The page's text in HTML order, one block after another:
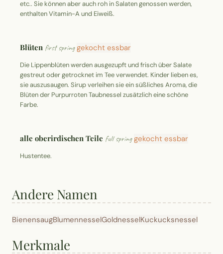
etc.. Sie können aber auch roh in Salaten genossen werden,
enthalten Vitamin-A und Eiweiß.
Blüten first spring gekocht essbar
Die Lippenblüten werden ausgezupft und frisch über Salate
gestreut oder getrocknet im Tee verwendet. Kinder lieben es,
sie auszusaugen. Sirup verleihen sie ein süßliches Aroma, die
Blüten der Purpurroten Taubnessel zusätzlich eine schöne
Farbe.
alle oberirdischen Teile full spring gekocht essbar
Hustentee.
Andere Namen
BienensaugBlumennesselGoldnesselKuckucksnessel
Merkmale